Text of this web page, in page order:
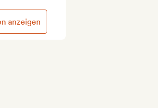
anzeigen